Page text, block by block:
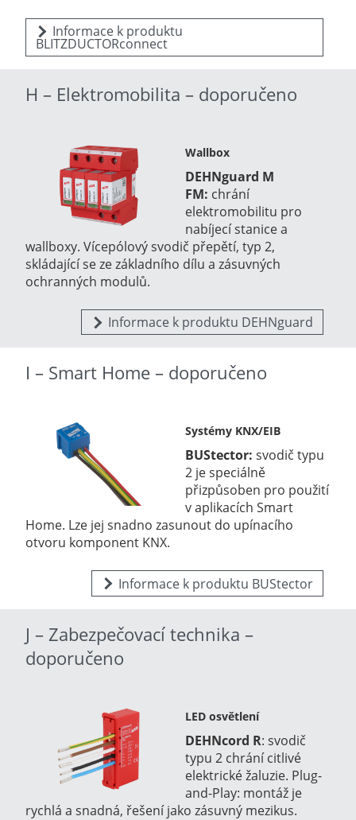
Informace k produktu
BLITZDUCTORconnect
H – Elektromobilita – doporučeno
Wallbox
DEHNguard M
FM: chrání
elektromobilitu pro
nabíjecí stanice a
wallboxy. Vícepólový svodič přepětí, typ 2,
skládající se ze základního dílu a zásuvných
ochranných modulů.
Informace k produktu DEHNguard
I – Smart Home – doporučeno
Systémy KNX/EIB
BUStector: svodič typu
2 je speciálně
přizpůsoben pro použití
v aplikacích Smart
Home. Lze jej snadno zasunout do upínacího
otvoru komponent KNX.
Informace k produktu BUStector
J – Zabezpečovací technika –
doporučeno
LED osvětlení
DEHNcord R: svodič
typu 2 chrání citlivé
elektrické žaluzie. Plug-
and-Play: montáž je
rychlá a snadná, řešení jako zásuvný mezikus.